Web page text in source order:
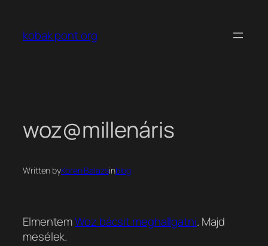
tartalomhoz
kobak pont org
woz@millenáris
Written byKoren Balazsinblog
ElmentemWoz bácsit meghallgatni. Majd
mesélek.